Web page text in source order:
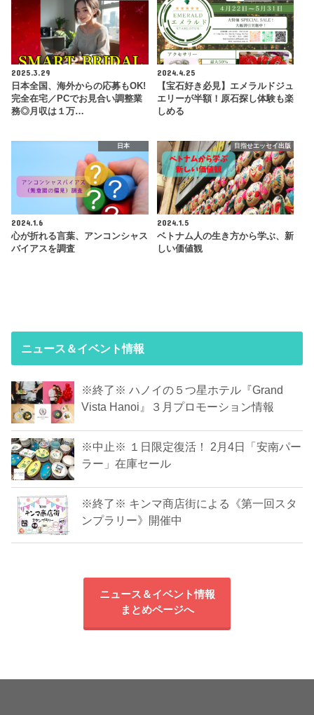
2025.3.29
日本全国、海外からの応募もOK!
完全在宅／PCでお見合い調整業
務◎月収は１万…
2024.4.25
【宝石好き必見】エメラルドジュ
エリーが半額！原石探し体験も楽
しめる
日本
2024.1.6
心が折れる言葉、アンコンシャス
バイアスを調査
目指せエッセイ出版
2024.1.5
ベトナム人の生き方から学ぶ、新
しい価値観
ニュース＆イベント情報
※終了※ ハノイの５つ星ホテル『Grand
Vista Hanoi』３月プロモーション情報
※中止※ １日限定復活！ 2月4日「安南パー
ラー」在庫セール
※終了※ キンマ商店街による《第一回スタ
ンプラリー》開催中
ニュース＆イベント情報
まとめページへ